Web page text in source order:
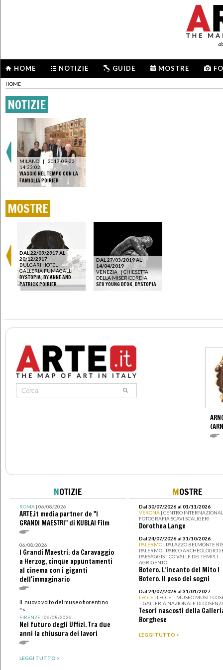
HOME NOTIZIE GUIDE MOSTRE
HOME
NOTIZIE
MILANO | 2017-09-22
14:33:02
VIAGGIO NEL TEMPO CON LA
FAMIGLIA POIRIER
MOSTRE
DAL 22/09/2917 AL
20/12/2917
BULGARI HOTEL
|
GALLERIA FUMAGALLI
DYSTOPIA. BY ANNE AND
PATRICK POIRIER
DAL 27/03/2019 AL
14/04/2019
VENEZIA
| CHIESETTA
DELLA MISERICORDIA
SEO YOUNG DEOK. DYSTOPIA
NOTIZIE
ROMA| 06/08/2026
ARTE.it media partner de "I
GRANDI MAESTRI" di KUBLAI Film
06/08/2026
I Grandi Maestri: da Caravaggio
a Herzog, cinque appuntamenti
al cinema con i giganti
dell'immaginario
Il nuovo volto del museo fiorentino
">
FIRENZE| 06/08/2026
Nel futuro degli Uffizi. Tra due
anni la chiusura dei lavori
LEGGI TUTTO >
MOSTRE
Dal 30/07/2026 al 01/11/2026
VERONA | CENTRO
FOTOGRAFIA SCAVI SCALIGERI
Dorothea Lange
Dal 24/07/2026 al 31/10/2026
PALERMO | PALAZZO BELMONTE
PALERMO I PARCO ARCHEOLOGICO
PAESAGGISTICO VALLE DEI TEMPLI -
AGRIGENTO
Botero. L’incanto del Mito I
Botero. Il peso dei sogni
Dal 24/07/2026 al 31/01/2027
LECCE | LECCE – MUSEO MUST I
– GALLERIA NAZIONALE DI
Tesori nascosti della
Borghese
LEGGI TUTTO >